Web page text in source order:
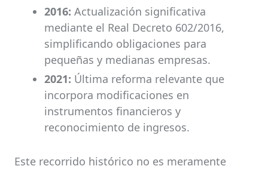
2016: Actualización significativa
mediante el Real Decreto 602/2016,
simplificando obligaciones para
pequeñas y medianas empresas.
2021: Última reforma relevante que
incorpora modificaciones en
instrumentos financieros y
reconocimiento de ingresos.
Este recorrido histórico no es meramente